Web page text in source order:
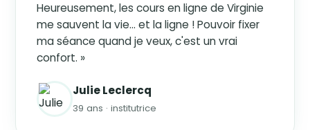
Heureusement, les cours en ligne de Virginie
me sauvent la vie… et la ligne ! Pouvoir fixer
ma séance quand je veux, c'est un vrai
confort. »
Julie Leclercq
39 ans · institutrice